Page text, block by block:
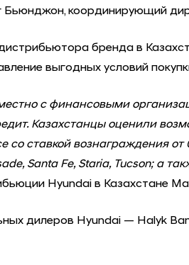
Бьюнджон, координирующий
бренда в
выгодных условий
с финансовыми
Казахстанцы оценили
со ставкой вознаграждения от
Santa Fe, Staria, Tucson; а
Hyundai в Казахстане
дилеров Hyundai — Halyk